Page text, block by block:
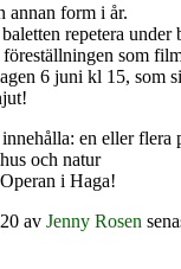
annan form i år.
repetera
som
6 juni kl 15, som
i Haga!
av Jenny Rosen